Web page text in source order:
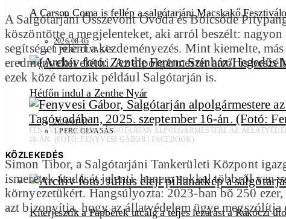
A Carson Coma is fellép a salgótarjáni Macskakő
2026-08-05
1 PERC OLVASÁS
Hétfőn indul a Zenthe Nyár
2026-07-17
1 PERC OLVASÁS
KÖZLEKEDÉS
Kiterjesztik a Papberek utcáig a teljes lezárást a Rákóczi
A Salgótarjáni Összevont Óvoda és Bölcsőde
köszöntötte a megjelenteket, aki arról beszélt:
segítséget jelent a kezdeményezés. Mint kiemelte,
eredményeket elérni. Az alpolgármester arról is
ezek közé tartozik például Salgótarján is.
FENYVESI GÁBOR, SALGÓTARJÁN ALPOLGÁRMESTERE AZ
16-ÁN. (FOTÓ: FENYVESI GÁBOR | FACEBOOK)
Simon Tibor, a Salgótarjáni Tankerületi Központ
ismeretek átadását jelenti, hanem sokkal többről van
környezetükért. Hangsúlyozta: 2023-ban bő 250
azt bizonyítja, hogy az állatvédelem ügye megszólítja